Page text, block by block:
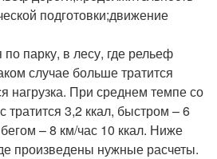
подготовки;движение
парку, в лесу, где рельеф
случае больше тратится
нагрузка. При среднем темпе со
тратится 3,2 ккал, быстром – 6
– 8 км/час 10 ккал. Ниже
произведены нужные расчеты.